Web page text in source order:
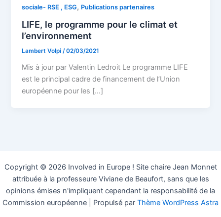
sociale- RSE , ESG, Publications partenaires
LIFE, le programme pour le climat et
l’environnement
Lambert Volpi/02/03/2021
Mis à jour par Valentin Ledroit Le programme LIFE
est le principal cadre de financement de l’Union
européenne pour les […]
Copyright © 2026 Involved in Europe ! Site chaire Jean Monnet
attribuée à la professeure Viviane de Beaufort, sans que les
opinions émises n'impliquent cependant la responsabilité de la
Commission européenne | Propulsé par Thème WordPress Astra